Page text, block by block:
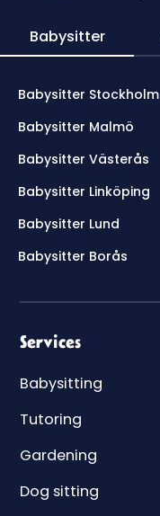
Babysitter
Babysitter Stockholm
Babysitter Malmö
Babysitter Västerås
Babysitter Linköping
Babysitter Lund
Babysitter Borås
Services
Babysitting
Tutoring
Gardening
Dog sitting